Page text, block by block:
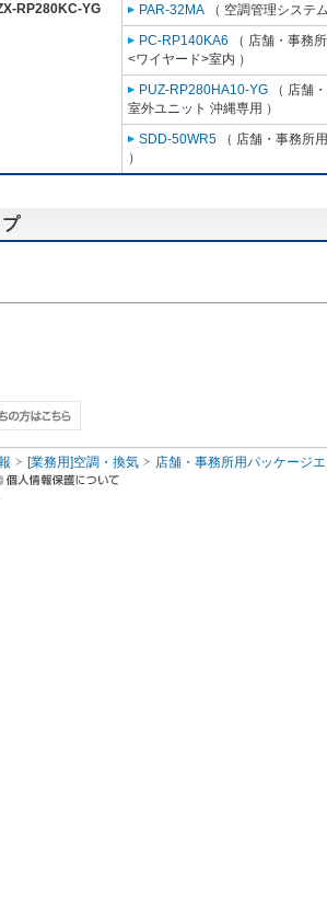
RP280KC-YG
PAR-32MA （ 空調管理システ
PC-RP140KA6 （ 店舗・事務
<ワイヤード>室内 ）
PUZ-RP280HA10-YG （ 店舗
室外ユニット 沖縄専用 ）
SDD-50WR5 （ 店舗・事務所
）
[業務用]空調・換気 店舗・事務所用パッケージ